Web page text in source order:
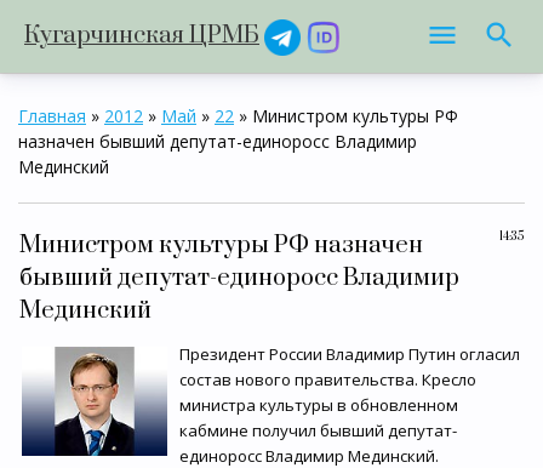
Кугарчинская ЦРМБ
Главная » 2012 » Май » 22 » Министром культуры РФ
назначен бывший депутат-единоросс Владимир
Мединский
14:35
Министром культуры РФ назначен
бывший депутат-единоросс Владимир
Мединский
Президент России Владимир Путин огласил
состав нового правительства. Кресло
министра культуры в обновленном
кабмине получил бывший депутат-
единоросс Владимир Мединский.